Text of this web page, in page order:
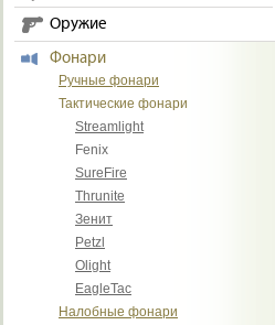
Оружие
Фонари
Ручные фонари
Тактические фонари
Streamlight
Fenix
SureFire
Thrunite
Зенит
Petzl
Olight
EagleTac
Налобные фонари